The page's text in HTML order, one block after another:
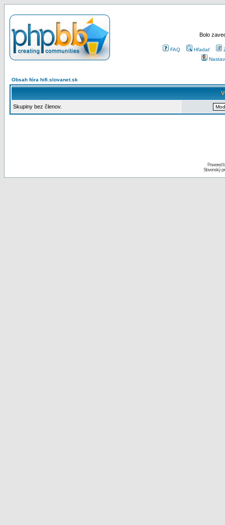
Bolo
FAQ Hľadať
Obsah fóra hifi.slovanet.sk
Skupiny bez členov.
Powered
Slovenský